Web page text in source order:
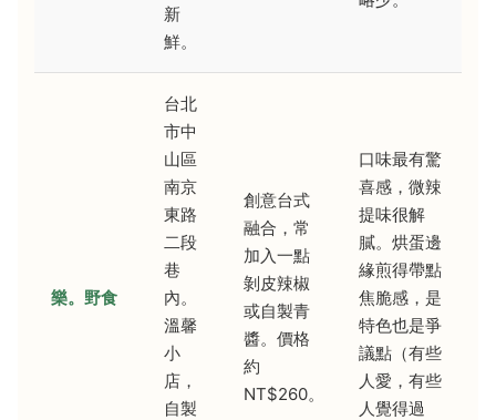
新
鮮。
樂。野食
台北
市中
山區
南京
東路
二段
巷
內。
溫馨
小
店，
自製
創意台式
融合，常
加入一點
剝皮辣椒
或自製青
醬。價格
約
NT$260。
口味最有驚
喜感，微辣
提味很解
膩。烘蛋邊
緣煎得帶點
焦脆感，是
特色也是爭
議點（有些
人愛，有些
人覺得過